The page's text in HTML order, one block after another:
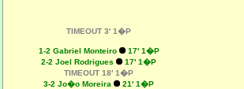
TIMEOUT 3' 1�P
1-2 Gabriel Monteiro
17' 1�P
2-2 Joel Rodrigues
17' 1�P
TIMEOUT 18' 1�P
3-2 Jo�o Moreira 21' 1�P